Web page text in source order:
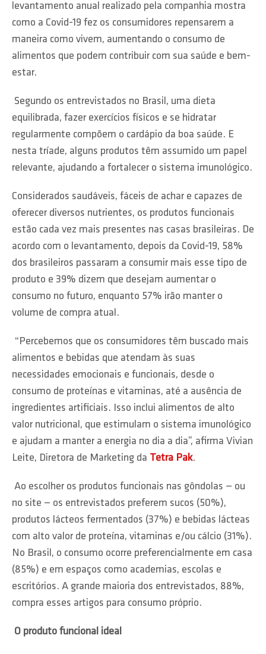
levantamento anual realizado pela companhia mostra
como a Covid-19 fez os consumidores repensarem a
maneira como vivem, aumentando o consumo de
alimentos que podem contribuir com sua saúde e bem-
estar.
Segundo os entrevistados no Brasil, uma dieta
equilibrada, fazer exercícios físicos e se hidratar
regularmente compõem o cardápio da boa saúde. E
nesta tríade, alguns produtos têm assumido um papel
relevante, ajudando a fortalecer o sistema imunológico.
Considerados saudáveis, fáceis de achar e capazes de
oferecer diversos nutrientes, os produtos funcionais
estão cada vez mais presentes nas casas brasileiras. De
acordo com o levantamento, depois da Covid-19, 58%
dos brasileiros passaram a consumir mais esse tipo de
produto e 39% dizem que desejam aumentar o
consumo no futuro, enquanto 57% irão manter o
volume de compra atual.
“Percebemos que os consumidores têm buscado mais
alimentos e bebidas que atendam às suas
necessidades emocionais e funcionais, desde o
consumo de proteínas e vitaminas, até a ausência de
ingredientes artificiais. Isso inclui alimentos de alto
valor nutricional, que estimulam o sistema imunológico
e ajudam a manter a energia no dia a dia”, afirma Vivian
Leite, Diretora de Marketing da Tetra Pak.
Ao escolher os produtos funcionais nas gôndolas — ou
no site — os entrevistados preferem sucos (50%),
produtos lácteos fermentados (37%) e bebidas lácteas
com alto valor de proteína, vitaminas e/ou cálcio (31%).
No Brasil, o consumo ocorre preferencialmente em casa
(85%) e em espaços como academias, escolas e
escritórios. A grande maioria dos entrevistados, 88%,
compra esses artigos para consumo próprio.
O produto funcional ideal